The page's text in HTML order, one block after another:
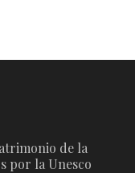
de la
por la Unesco